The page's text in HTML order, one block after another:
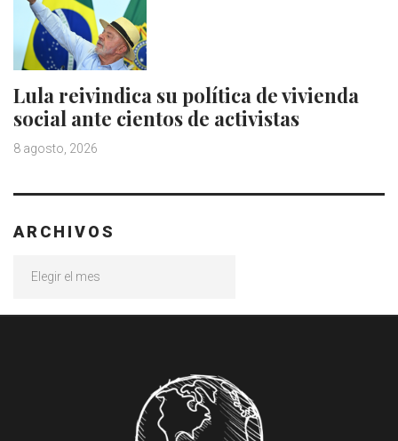
Lula reivindica su política de vivienda
social ante cientos de activistas
8 agosto, 2026
ARCHIVOS